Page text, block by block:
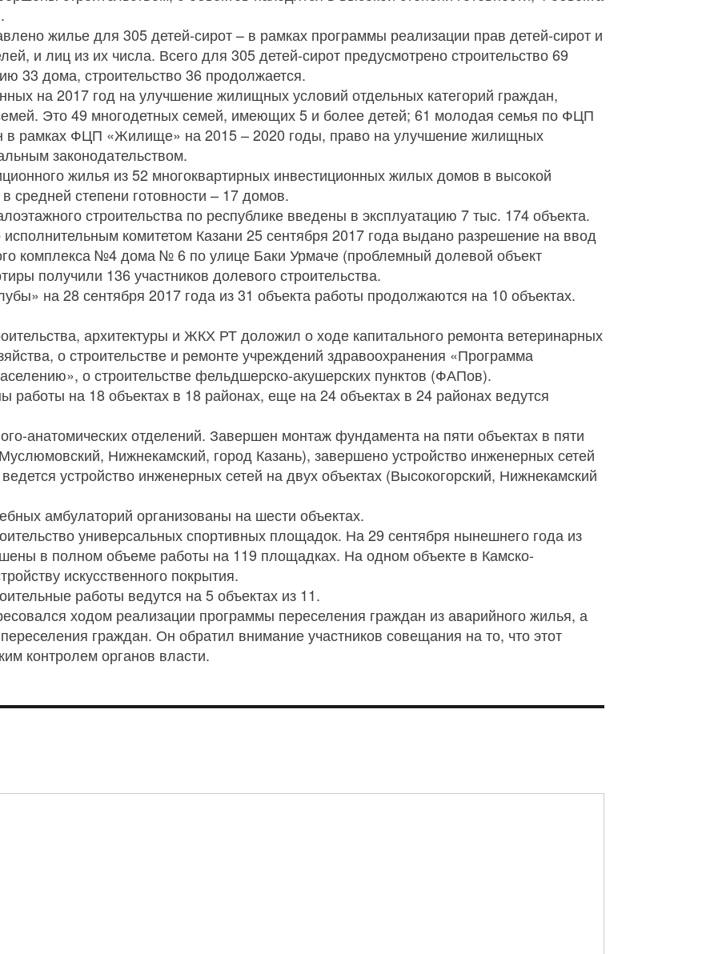
жилье для 305 детей-сирот – в рамках программы реализации прав детей-сирот и
и лиц из их числа. Всего для 305 детей-сирот предусмотрено строительство 69
33 дома, строительство 36 продолжается.
на 2017 год на улучшение жилищных условий отдельных категорий граждан,
Это 49 многодетных семей, имеющих 5 и более детей; 61 молодая семья по ФЦП
рамках ФЦП «Жилище» на 2015 – 2020 годы, право на улучшение жилищных
законодательством.
жилья из 52 многоквартирных инвестиционных жилых домов в высокой
средней степени готовности – 17 домов.
строительства по республике введены в эксплуатацию 7 тыс. 174 объекта.
исполнительным комитетом Казани 25 сентября 2017 года выдано разрешение на ввод
комплекса №4 дома № 6 по улице Баки Урмаче (проблемный долевой объект
получили 136 участников долевого строительства.
на 28 сентября 2017 года из 31 объекта работы продолжаются на 10 объектах.
архитектуры и ЖКХ РТ доложил о ходе капитального ремонта ветеринарных
о строительстве и ремонте учреждений здравоохранения «Программа
о строительстве фельдшерско-акушерских пунктов (ФАПов).
на 18 объектах в 18 районах, еще на 24 объектах в 24 районах ведутся
анатомических отделений. Завершен монтаж фундамента на пяти объектах в пяти
Нижнекамский, город Казань), завершено устройство инженерных сетей
устройство инженерных сетей на двух объектах (Высокогорский, Нижнекамский
амбулаторий организованы на шести объектах.
универсальных спортивных площадок. На 29 сентября нынешнего года из
в полном объеме работы на 119 площадках. На одном объекте в Камско-
искусственного покрытия.
работы ведутся на 5 объектах из 11.
ходом реализации программы переселения граждан из аварийного жилья, а
граждан. Он обратил внимание участников совещания на то, что этот
контролем органов власти.